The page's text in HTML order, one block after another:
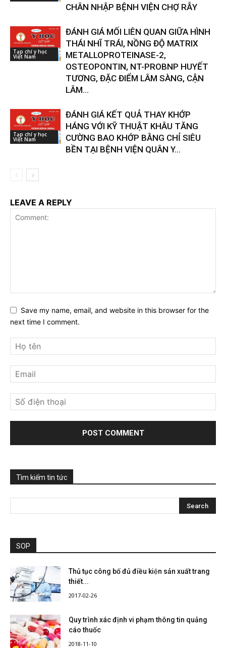
CHÂN NHẬP BỆNH VIỆN CHỢ RẪY
Tạp chí y học
Việt Nam
ĐÁNH GIÁ MỐI LIÊN QUAN GIỮA HÌNH
THÁI NHĨ TRÁI, NỒNG ĐỘ MATRIX
METALLOPROTEINASE-2,
OSTEOPONTIN, NT-PROBNP HUYẾT
TƯƠNG, ĐẶC ĐIỂM LÂM SÀNG, CẬN
LÂM...
Tạp chí y học
Việt Nam
ĐÁNH GIÁ KẾT QUẢ THAY KHỚP
HÁNG VỚI KỸ THUẬT KHÂU TĂNG
CƯỜNG BAO KHỚP BẰNG CHỈ SIÊU
BỀN TẠI BỆNH VIỆN QUÂN Y...
LEAVE A REPLY
Save my name, email, and website in this browser for the
next time I comment.
Tìm kiếm tin tức
SOP
Thủ tục công bố đủ điều kiện sản xuất trang
thiết...
2017-02-26
Quy trình xác định vi phạm thông tin quảng
cáo thuốc
2018-11-10